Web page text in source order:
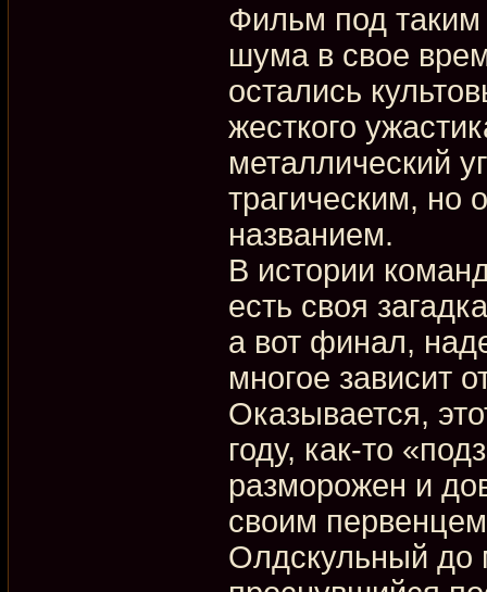
Фильм под
шума в свое
остались
жесткого
металлический
трагическим, но
названием.
В истории
есть своя
а вот финал,
многое зависит
Оказывается,
году, как-то
разморожен и
своим
Олдскульный до